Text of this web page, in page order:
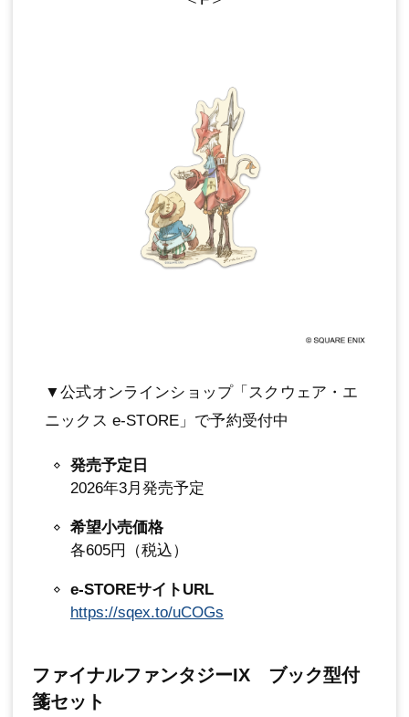
▼公式オンラインショップ「スクウェア・エ
ニックス e-STORE」で予約受付中
発売予定日
2026年3月発売予定
希望小売価格
各605円（税込）
e-STOREサイトURL
https://sqex.to/uCOGs
ファイナルファンタジーIX ブック型付
箋セット